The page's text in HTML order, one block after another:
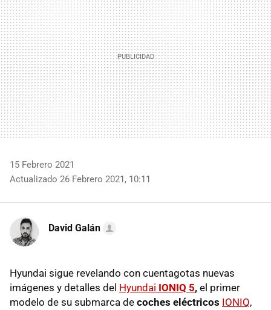
15 Febrero 2021
Actualizado 26 Febrero 2021, 10:11
David Galán
Hyundai sigue revelando con cuentagotas nuevas
imágenes y detalles del Hyundai IONIQ 5, el primer
modelo de su submarca de coches eléctricos IONIQ,